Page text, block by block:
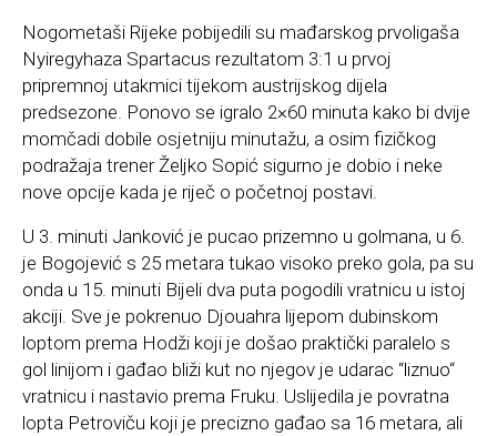
Nogometaši Rijeke pobijedili su mađarskog prvoligaša
Nyiregyhaza Spartacus rezultatom 3:1 u prvoj
pripremnoj utakmici tijekom austrijskog dijela
predsezone. Ponovo se igralo 2×60 minuta kako bi dvije
momčadi dobile osjetniju minutažu, a osim fizičkog
podražaja trener Željko Sopić sigurno je dobio i neke
nove opcije kada je riječ o početnoj postavi.
U 3. minuti Janković je pucao prizemno u golmana, u 6.
je Bogojević s 25 metara tukao visoko preko gola, pa su
onda u 15. minuti Bijeli dva puta pogodili vratnicu u istoj
akciji. Sve je pokrenuo Djouahra lijepom dubinskom
loptom prema Hodži koji je došao praktički paralelo s
gol linijom i gađao bliži kut no njegov je udarac “liznuo“
vratnicu i nastavio prema Fruku. Uslijedila je povratna
lopta Petroviču koji je precizno gađao sa 16 metara, ali